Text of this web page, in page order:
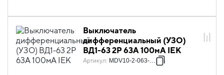
Выключатель
дифференциальный (УЗО)
ВД1-63 2Р 63А 100мА IEK
Артикул: MDV10-2-063-100